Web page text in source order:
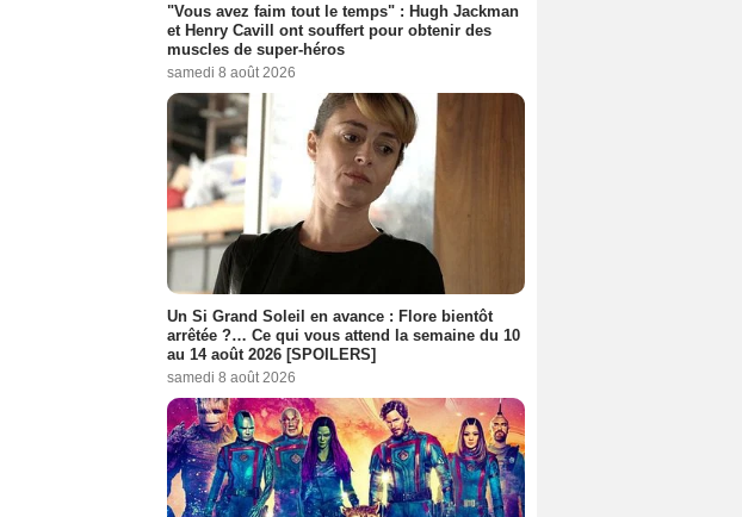
"Vous avez faim tout le temps" : Hugh Jackman
et Henry Cavill ont souffert pour obtenir des
muscles de super-héros
samedi 8 août 2026
Un Si Grand Soleil en avance : Flore bientôt
arrêtée ?… Ce qui vous attend la semaine du 10
au 14 août 2026 [SPOILERS]
samedi 8 août 2026